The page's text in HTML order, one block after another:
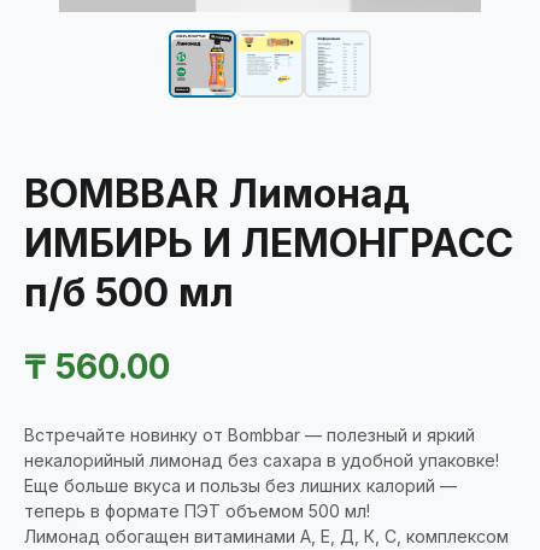
BOMBBAR Лимонад
ИМБИРЬ И ЛЕМОНГРАСС
п/б 500 мл
₸ 560.00
Встречайте новинку от Bombbar — полезный и яркий
некалорийный лимонад без сахара в удобной упаковке!
Еще больше вкуса и пользы без лишних калорий —
теперь в формате ПЭТ объемом 500 мл!
Лимонад обогащен витаминами А, Е, Д, К, С, комплексом